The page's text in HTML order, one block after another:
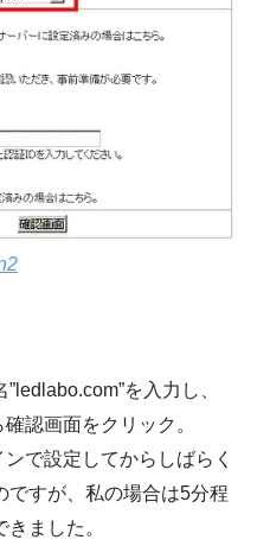
を入力し、
認画面をクリック。
で設定してからしばらく
ですが、私の場合は5分程
ました。